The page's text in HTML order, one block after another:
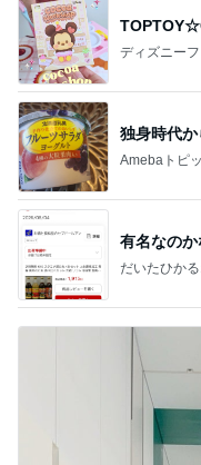
ディズニー
独身時代
Amebaトピ
有名なのか
だいたひか